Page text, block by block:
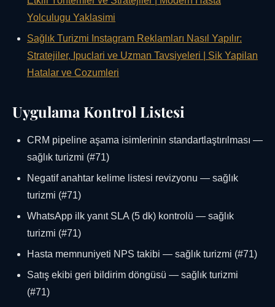
Yolculugu Yaklasimi
Sağlık Turizmi Instagram Reklamları Nasıl Yapılır:
Stratejiler, Ipuclari ve Uzman Tavsiyeleri | Sik Yapilan
Hatalar ve Cozumleri
Uygulama Kontrol Listesi
CRM pipeline aşama isimlerinin standartlaştırılması —
sağlık turizmi (#71)
Negatif anahtar kelime listesi revizyonu — sağlık
turizmi (#71)
WhatsApp ilk yanıt SLA (5 dk) kontrolü — sağlık
turizmi (#71)
Hasta memnuniyeti NPS takibi — sağlık turizmi (#71)
Satış ekibi geri bildirim döngüsü — sağlık turizmi
(#71)